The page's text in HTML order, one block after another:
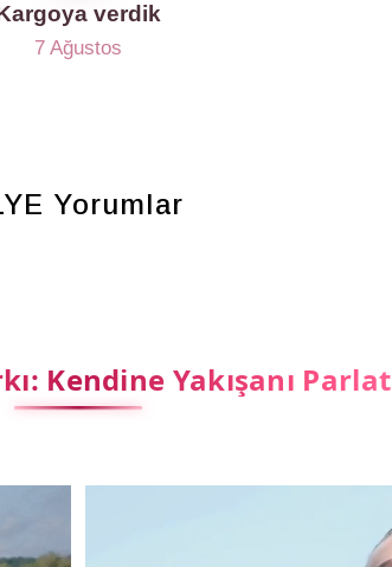
verdik
7 Ağustos
Yorumlar
Kendine Yakışanı Parlat